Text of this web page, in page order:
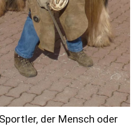
der Mensch oder